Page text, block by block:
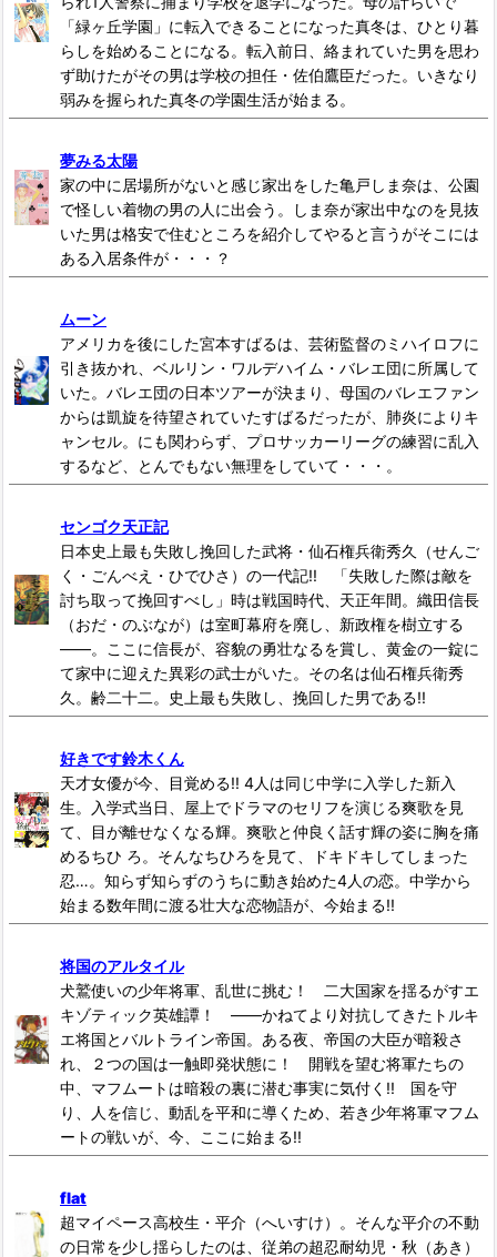
「緑ヶ丘学園」に転入できることになった真冬は、ひとり暮
らしを始めることになる。転入前日、絡まれていた男を思わ
ず助けたがその男は学校の担任・佐伯鷹臣だった。いきなり
弱みを握られた真冬の学園生活が始まる。
夢みる太陽
家の中に居場所がないと感じ家出をした亀戸しま奈は、公園
で怪しい着物の男の人に出会う。しま奈が家出中なのを見抜
いた男は格安で住むところを紹介してやると言うがそこには
ある入居条件が・・・？
ムーン
アメリカを後にした宮本すばるは、芸術監督のミハイロフに
引き抜かれ、ベルリン・ワルデハイム・バレエ団に所属して
いた。バレエ団の日本ツアーが決まり、母国のバレエファン
からは凱旋を待望されていたすばるだったが、肺炎によりキ
ャンセル。にも関わらず、プロサッカーリーグの練習に乱入
するなど、とんでもない無理をしていて・・・。
センゴク天正記
日本史上最も失敗し挽回した武将・仙石権兵衛秀久（せんご
く・ごんべえ・ひでひさ）の一代記!! 「失敗した際は敵を
討ち取って挽回すべし」時は戦国時代、天正年間。織田信長
（おだ・のぶなが）は室町幕府を廃し、新政権を樹立する
――。ここに信長が、容貌の勇壮なるを賞し、黄金の一錠に
て家中に迎えた異彩の武士がいた。その名は仙石権兵衛秀
久。齢二十二。史上最も失敗し、挽回した男である!!
好きです鈴木くん
天才女優が今、目覚める!! 4人は同じ中学に入学した新入
生。入学式当日、屋上でドラマのセリフを演じる爽歌を見
て、目が離せなくなる輝。爽歌と仲良く話す輝の姿に胸を痛
めるちひ ろ。そんなちひろを見て、ドキドキしてしまった
忍…。知らず知らずのうちに動き始めた4人の恋。中学から
始まる数年間に渡る壮大な恋物語が、今始まる!!
将国のアルタイル
犬鷲使いの少年将軍、乱世に挑む！ 二大国家を揺るがすエ
キゾティック英雄譚！ ――かねてより対抗してきたトルキ
エ将国とバルトライン帝国。ある夜、帝国の大臣が暗殺さ
れ、２つの国は一触即発状態に！ 開戦を望む将軍たちの
中、マフムートは暗殺の裏に潜む事実に気付く!! 国を守
り、人を信じ、動乱を平和に導くため、若き少年将軍マフム
ートの戦いが、今、ここに始まる!!
flat
超マイペース高校生・平介（へいすけ）。そんな平介の不動
の日常を少し揺らしたのは、従弟の超忍耐幼児・秋（あき）